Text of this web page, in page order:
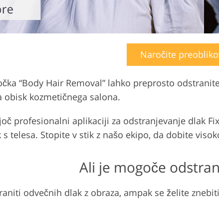
Naročite
“Body Hair Removal” lahko preprosto
obisk kozmetičnega salona.
profesionalni aplikaciji za odstranjevanje dlak
telesa. Stopite v stik z našo ekipo, da dobite
Ali je mogoče
odvečnih dlak z obraza, ampak se želite